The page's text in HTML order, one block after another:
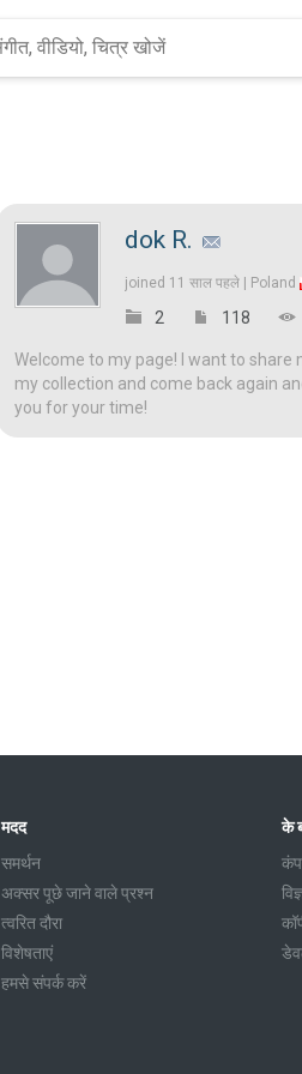
dok R.
joined 11 साल पहले | Poland
2 118
Welcome to my page! I want to
my collection and come back again
you for your time!
मदद
समर्थन
अक्सर पूछे जाने वाले प्रश्न
त्वरित दौरा
विशेषताएं
हमसे संपर्क करें
के